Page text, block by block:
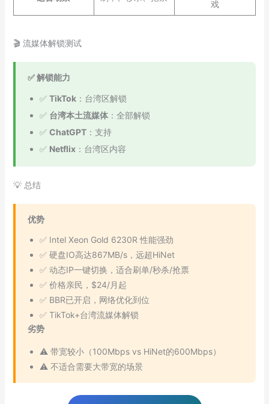
戏
🎬 流媒体解锁测试
✅ 解锁能力
✅ TikTok：台湾区解锁
✅ 台湾本土流媒体：全部解锁
✅ ChatGPT：支持
✅ Netflix：台湾区内容
💡 总结
优势
✅ Intel Xeon Gold 6230R 性能强劲
✅ 硬盘IO高达867MB/s，远超HiNet
✅ 动态IP一键切换，适合刷单/秒杀/抢票
✅ 价格亲民，$24/月起
✅ BBR已开启，网络优化到位
✅ TikTok+台湾流媒体解锁
劣势
⚠️ 带宽较小（100Mbps vs HiNet的600Mbps）
⚠️ 不适合需要大带宽的场景